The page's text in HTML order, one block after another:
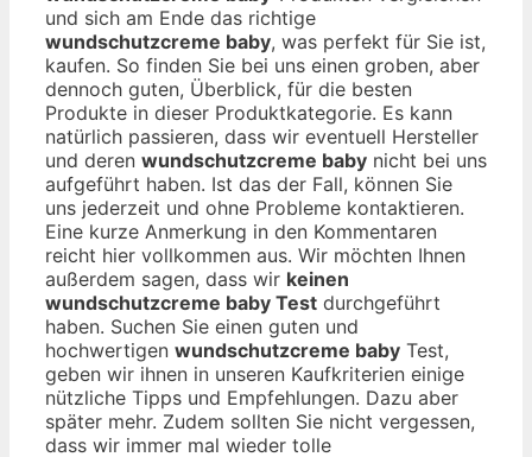
und sich am Ende das richtige
wundschutzcreme baby, was perfekt für Sie ist,
kaufen. So finden Sie bei uns einen groben, aber
dennoch guten, Überblick, für die besten
Produkte in dieser Produktkategorie. Es kann
natürlich passieren, dass wir eventuell Hersteller
und deren wundschutzcreme baby nicht bei uns
aufgeführt haben. Ist das der Fall, können Sie
uns jederzeit und ohne Probleme kontaktieren.
Eine kurze Anmerkung in den Kommentaren
reicht hier vollkommen aus. Wir möchten Ihnen
außerdem sagen, dass wir keinen
wundschutzcreme baby Test durchgeführt
haben. Suchen Sie einen guten und
hochwertigen wundschutzcreme baby Test,
geben wir ihnen in unseren Kaufkriterien einige
nützliche Tipps und Empfehlungen. Dazu aber
später mehr. Zudem sollten Sie nicht vergessen,
dass wir immer mal wieder tolle